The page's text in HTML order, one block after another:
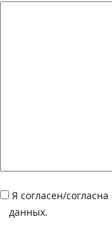
Я согласен/
данных.